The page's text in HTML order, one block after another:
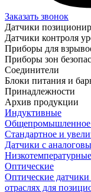
Заказать звонок
Датчики
Датчики контроля
Приборы для
Приборы зон
Соединители
Блоки питания и
Принадлежности
Архив продукции
Индуктивные
Общепромышленное
Стандартное и
Датчики с
Оптические
Оптические
отраслях для